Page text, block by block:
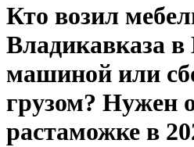
Кто возил
Владикавказа
машиной или
грузом? Нужен
растаможке в